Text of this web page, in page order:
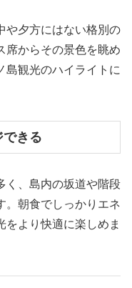
や夕方にはない格別の
席からその景色を眺め
島観光のハイライトに
きる
く、島内の坂道や階段
。朝食でしっかりエネ
をより快適に楽しめま